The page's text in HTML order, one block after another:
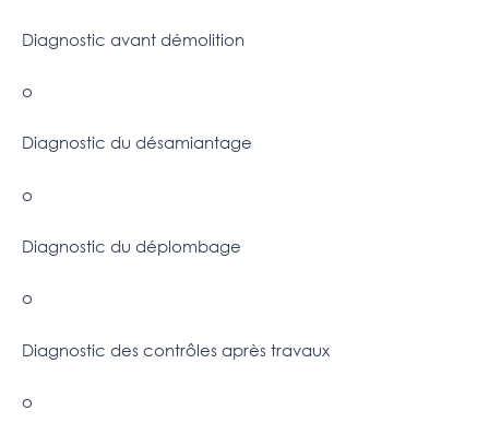
Diagnostic avant démolition
o
Diagnostic du désamiantage
o
Diagnostic du déplombage
o
Diagnostic des contrôles après travaux
o